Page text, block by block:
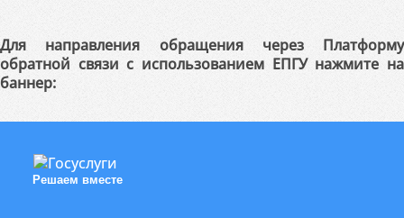
Для направления обращения через Платформу
обратной связи с использованием ЕПГУ нажмите на
баннер:
Решаем вместе